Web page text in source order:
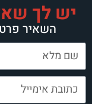
יש לך
השאיר